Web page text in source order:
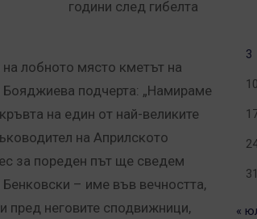
години след гибелта
лобното място кметът на
подчерта: „Намираме
на един от най-великите
на Априлското
за пореден път ще сведем
Бенковски – име във вечността,
пред неговите сподвижници,
3
10
31
«